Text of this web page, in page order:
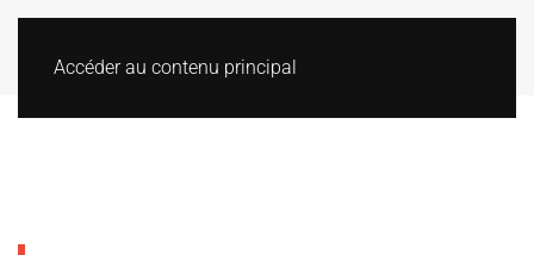
Accéder au contenu principal